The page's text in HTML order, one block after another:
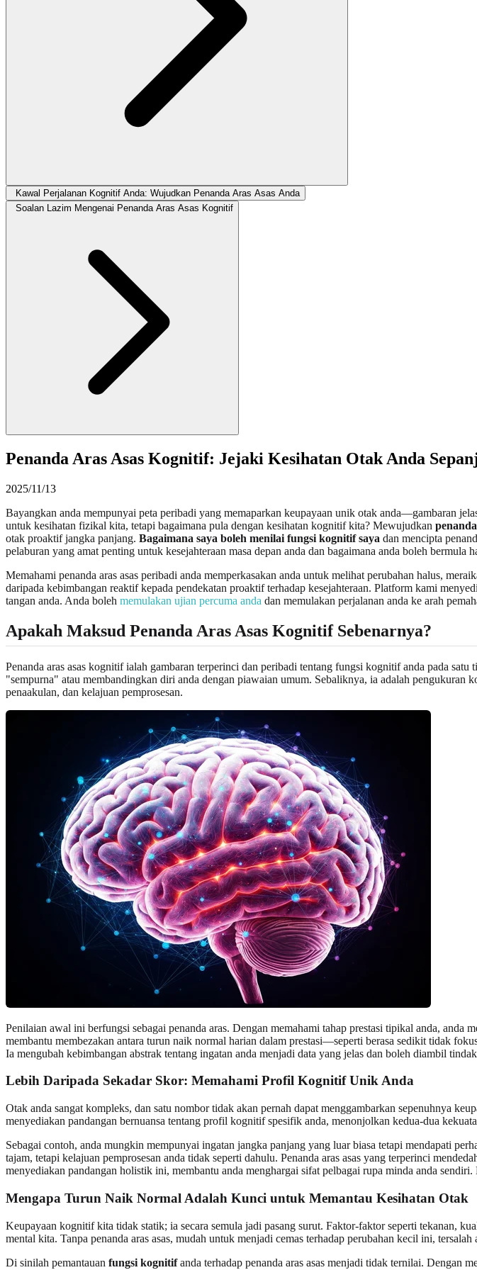
Kawal Perjalanan Kognitif Anda: Wujudkan Penanda Aras Asas Anda
Soalan Lazim Mengenai Penanda Aras Asas Kognitif
Penanda Aras Asas Kognitif: Jejaki Kesihatan Otak Anda
2025/11/13
Bayangkan anda mempunyai peta peribadi yang memaparkan keupayaan unik otak anda—gambaran
untuk kesihatan fizikal kita, tetapi bagaimana pula dengan kesihatan kognitif kita? Mewujudkan
otak proaktif jangka panjang. Bagaimana saya boleh menilai fungsi kognitif saya dan mencipta
pelaburan yang amat penting untuk kesejahteraan masa depan anda dan bagaimana anda boleh bermula
Memahami penanda aras asas peribadi anda memperkasakan anda untuk melihat perubahan halus,
daripada kebimbangan reaktif kepada pendekatan proaktif terhadap kesejahteraan. Platform kami
tangan anda. Anda boleh memulakan ujian percuma anda dan memulakan perjalanan anda ke arah
Apakah Maksud Penanda Aras Asas Kognitif Sebenarnya?
Penanda aras asas kognitif ialah gambaran terperinci dan peribadi tentang fungsi kognitif anda pada
"sempurna" atau membandingkan diri anda dengan piawaian umum. Sebaliknya, ia adalah pengukuran
penaakulan, dan kelajuan pemprosesan.
Penilaian awal ini berfungsi sebagai penanda aras. Dengan memahami tahap prestasi tipikal anda,
membantu membezakan antara turun naik normal harian dalam prestasi—seperti berasa sedikit tidak
Ia mengubah kebimbangan abstrak tentang ingatan anda menjadi data yang jelas dan boleh diambil
Lebih Daripada Sekadar Skor: Memahami Profil Kognitif Unik Anda
Otak anda sangat kompleks, dan satu nombor tidak akan pernah dapat menggambarkan sepenuhnya
menyediakan pandangan bernuansa tentang profil kognitif spesifik anda, menonjolkan kedua-dua
Sebagai contoh, anda mungkin mempunyai ingatan jangka panjang yang luar biasa tetapi mendapati
tajam, tetapi kelajuan pemprosesan anda tidak seperti dahulu. Penanda aras asas yang terperinci
menyediakan pandangan holistik ini, membantu anda menghargai sifat pelbagai rupa minda anda
Mengapa Turun Naik Normal Adalah Kunci untuk Memantau Kesihatan Otak
Keupayaan kognitif kita tidak statik; ia secara semula jadi pasang surut. Faktor-faktor seperti tekanan,
mental kita. Tanpa penanda aras asas, mudah untuk menjadi cemas terhadap perubahan kecil ini,
Di sinilah pemantauan fungsi kognitifanda terhadap penanda aras asas menjadi tidak ternilai. Dengan